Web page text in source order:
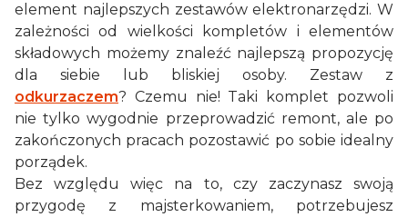
element najlepszych zestawów elektronarzędzi. W
zależności od wielkości kompletów i elementów
składowych możemy znaleźć najlepszą propozycję
dla siebie lub bliskiej osoby. Zestaw z
odkurzaczem? Czemu nie! Taki komplet pozwoli
nie tylko wygodnie przeprowadzić remont, ale po
zakończonych pracach pozostawić po sobie idealny
porządek.
Bez względu więc na to, czy zaczynasz swoją
przygodę z majsterkowaniem, potrzebujesz